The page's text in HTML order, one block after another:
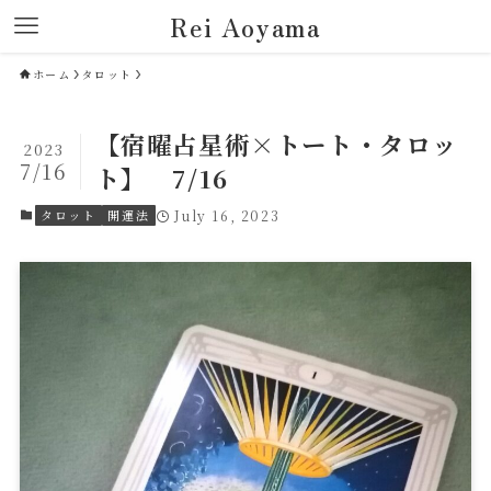
Rei Aoyama
ホーム タロット
【宿曜占星術×トート・タロッ
ト】 7/16
2023
7/16
タロット 開運法 July 16, 2023